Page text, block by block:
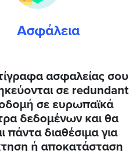
Ασφάλεια
ασφαλείας σου
σε redundant
σε ευρωπαϊκά
δεδομένων και θα
πάντα διαθέσιμα για
ή αποκατάσταση